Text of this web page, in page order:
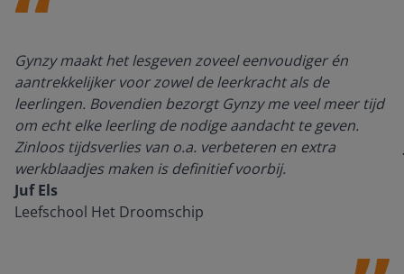
Gynzy maakt het lesgeven zoveel eenvoudiger én
aantrekkelijker voor zowel de leerkracht als de
leerlingen. Bovendien bezorgt Gynzy me veel meer tijd
om echt elke leerling de nodige aandacht te geven.
Zinloos tijdsverlies van o.a. verbeteren en extra
werkblaadjes maken is definitief voorbij.
Juf Els
Leefschool Het Droomschip